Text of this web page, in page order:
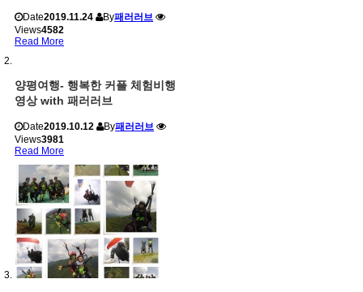
Date2019.11.24 By패러러브
Views4582
Read More
양평여행- 행복한 커플 체험비행
영상 with 패러러브
Date2019.10.12 By패러러브
Views3981
Read More